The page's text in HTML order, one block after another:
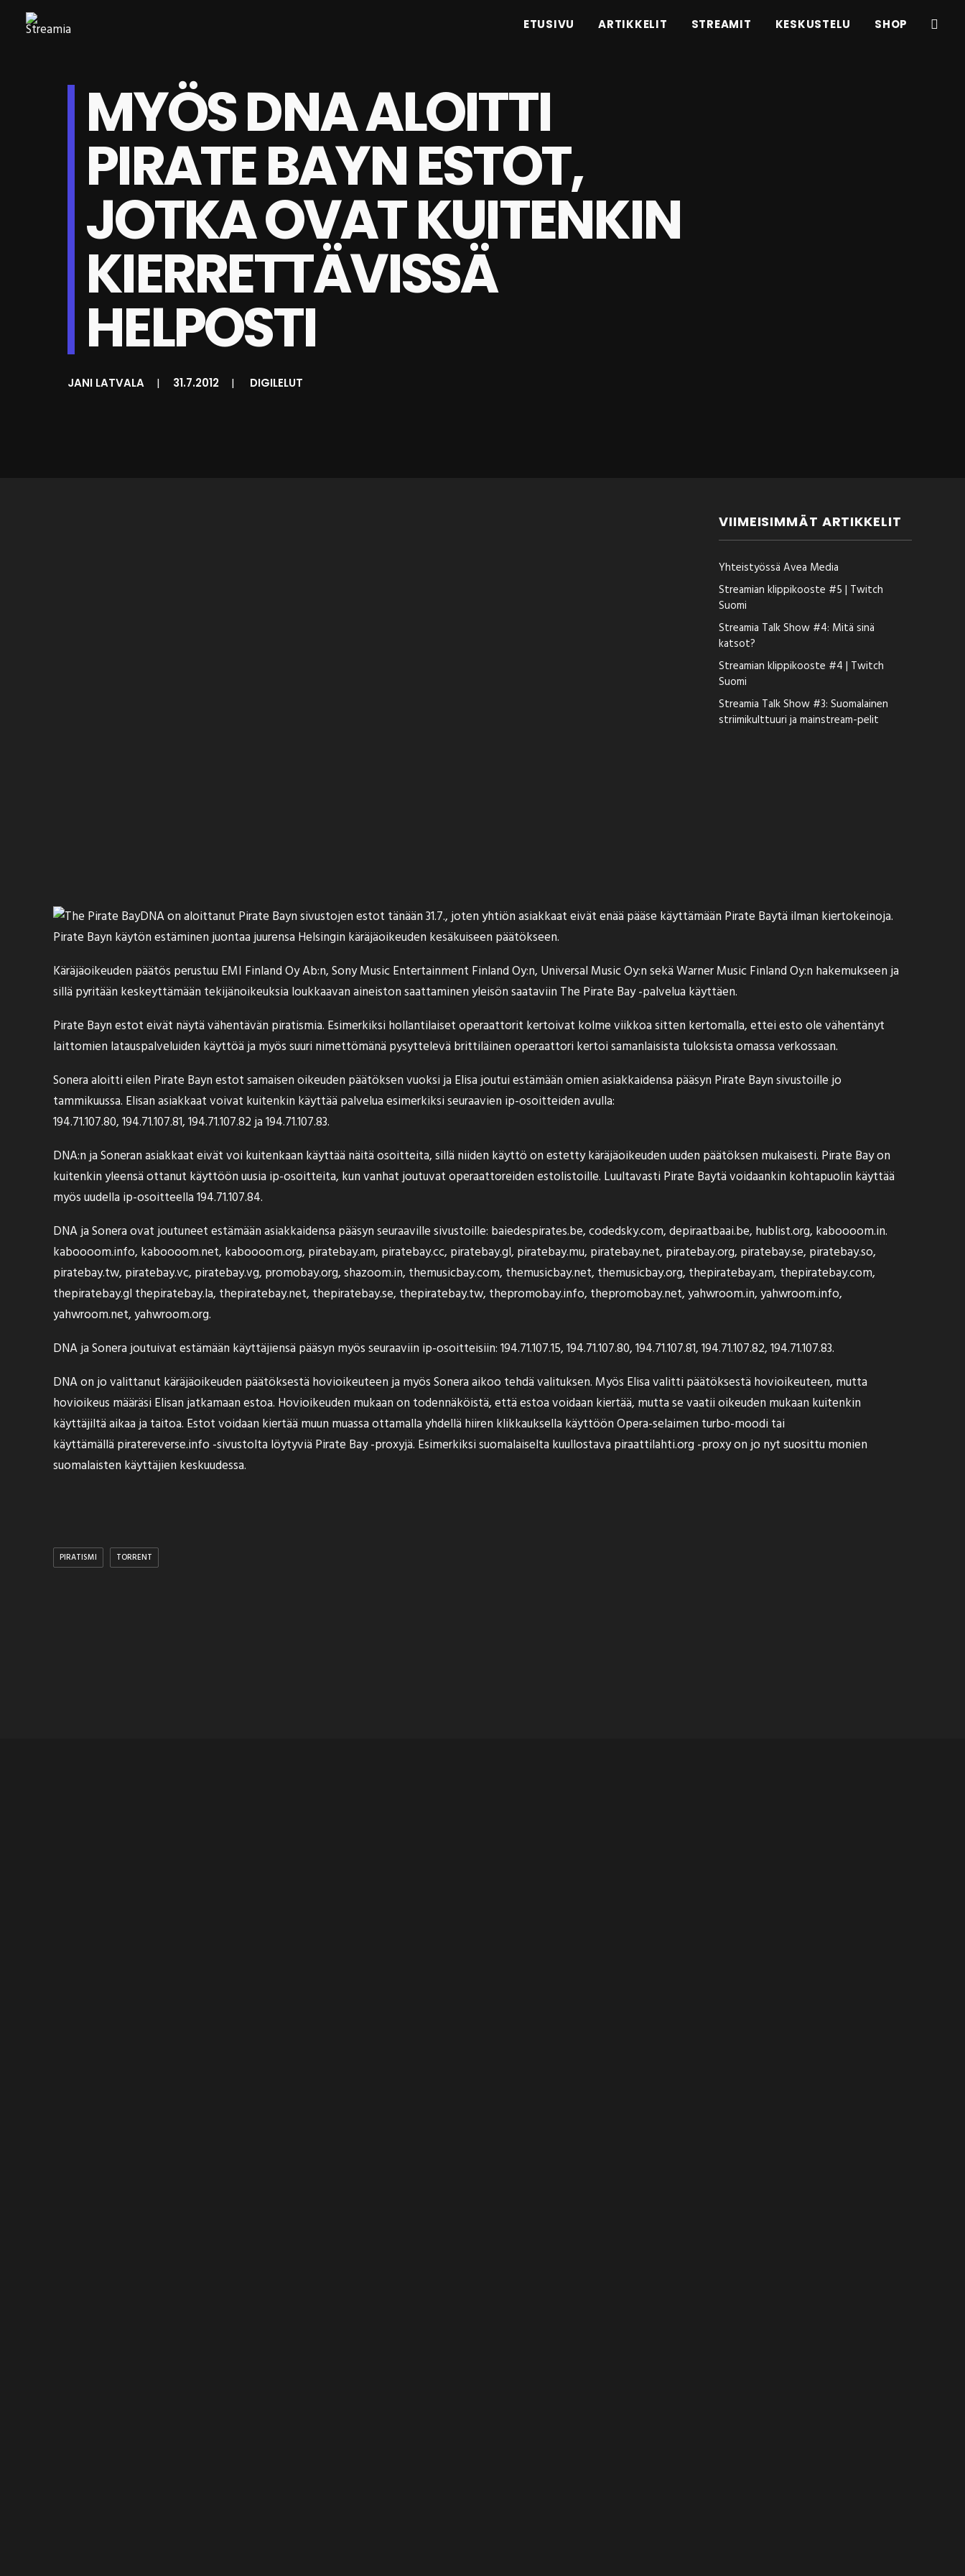
ETUSIVU ARTIKKELIT STREAMIT KESKUSTELU SHOP
MYÖS DNA ALOITTI
PIRATE BAYN ESTOT,
JOTKA OVAT KUITENKIN
KIERRETTÄVISSÄ
HELPOSTI
JANI LATVALA | 31.7.2012 | DIGILELUT
VIIMEISIMMÄT ARTIKKELIT
Yhteistyössä Avea Media
Streamian klippikooste #5 | Twitch
Suomi
Streamia Talk Show #4: Mitä sinä
katsot?
Streamian klippikooste #4 | Twitch
Suomi
Streamia Talk Show #3: Suomalainen
striimikulttuuri ja mainstream-pelit
DNA on aloittanut Pirate Bayn sivustojen estot tänään 31.7., joten yhtiön asiakkaat eivät enää pääse käyttämään Pirate Baytä ilman kiertokeinoja.
Pirate Bayn käytön estäminen juontaa juurensa Helsingin käräjäoikeuden kesäkuiseen päätökseen.
Käräjäoikeuden päätös perustuu EMI Finland Oy Ab:n, Sony Music Entertainment Finland Oy:n, Universal Music Oy:n sekä Warner Music Finland Oy:n hakemukseen ja
sillä pyritään keskeyttämään tekijänoikeuksia loukkaavan aineiston saattaminen yleisön saataviin The Pirate Bay -palvelua käyttäen.
Pirate Bayn estot eivät näytä vähentävän piratismia. Esimerkiksi hollantilaiset operaattorit kertoivat kolme viikkoa sitten kertomalla, ettei esto ole vähentänyt
laittomien latauspalveluiden käyttöä ja myös suuri nimettömänä pysyttelevä brittiläinen operaattorikertoi samanlaisista tuloksista omassa verkossaan.
Sonera aloitti eilen Pirate Bayn estot samaisen oikeuden päätöksen vuoksi ja Elisa joutui estämään omien asiakkaidensa pääsyn Pirate Bayn sivustoille jo
tammikuussa. Elisan asiakkaat voivat kuitenkin käyttää palvelua esimerkiksi seuraavien ip-osoitteiden avulla:
194.71.107.80,194.71.107.81,194.71.107.82ja194.71.107.83.
DNA:n ja Soneran asiakkaat eivät voi kuitenkaan käyttää näitä osoitteita, sillä niiden käyttö on estetty käräjäoikeuden uuden päätöksen mukaisesti. Pirate Bay on
kuitenkin yleensä ottanut käyttöön uusia ip-osoitteita, kun vanhat joutuvat operaattoreiden estolistoille. Luultavasti Pirate Baytä voidaankin kohtapuolin käyttää
myös uudella ip-osoitteella194.71.107.84.
DNA ja Sonera ovat joutuneet estämään asiakkaidensa pääsyn seuraaville sivustoille: baiedespirates.be, codedsky.com, depiraatbaai.be, hublist.org, kaboooom.in.
kaboooom.info, kaboooom.net, kaboooom.org, piratebay.am, piratebay.cc, piratebay.gl, piratebay.mu, piratebay.net, piratebay.org, piratebay.se, piratebay.so,
piratebay.tw, piratebay.vc, piratebay.vg, promobay.org, shazoom.in, themusicbay.com, themusicbay.net, themusicbay.org, thepiratebay.am, thepiratebay.com,
thepiratebay.gl thepiratebay.la, thepiratebay.net, thepiratebay.se, thepiratebay.tw, thepromobay.info, thepromobay.net, yahwroom.in, yahwroom.info,
yahwroom.net, yahwroom.org.
DNA ja Sonera joutuivat estämään käyttäjiensä pääsyn myös seuraaviin ip-osoitteisiin: 194.71.107.15, 194.71.107.80, 194.71.107.81, 194.71.107.82, 194.71.107.83.
DNA on jo valittanut käräjäoikeuden päätöksestä hovioikeuteen ja myös Sonera aikoo tehdä valituksen. Myös Elisa valitti päätöksestä hovioikeuteen, mutta
hovioikeus määräsi Elisanjatkamaan estoa. Hovioikeuden mukaan on todennäköistä, että estoa voidaan kiertää, mutta se vaatii oikeuden mukaan kuitenkin
käyttäjiltä aikaa ja taitoa. Estot voidaan kiertää muun muassa ottamalla yhdellä hiiren klikkauksella käyttöön Opera-selaimen turbo-moodi tai
käyttämällä piratereverse.info -sivustolta löytyviä Pirate Bay -proxyjä. Esimerkiksi suomalaiselta kuullostava piraattilahti.org -proxy on jo nyt suosittu monien
suomalaisten käyttäjien keskuudessa.
PIRATISMI TORRENT